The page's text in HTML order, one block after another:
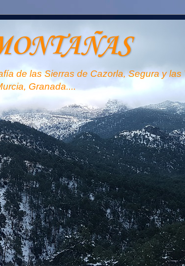
de las Sierras de Cazorla, Segura y
Granada....